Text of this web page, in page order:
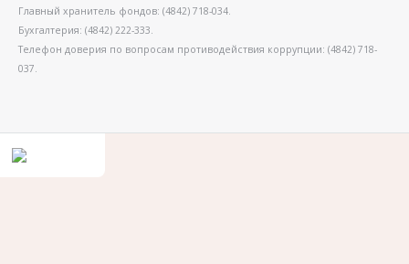
Главный хранитель фондов: (4842) 718-034.
Бухгалтерия: (4842) 222-333.
Телефон доверия по вопросам противодействия коррупции: (4842) 718-
037.